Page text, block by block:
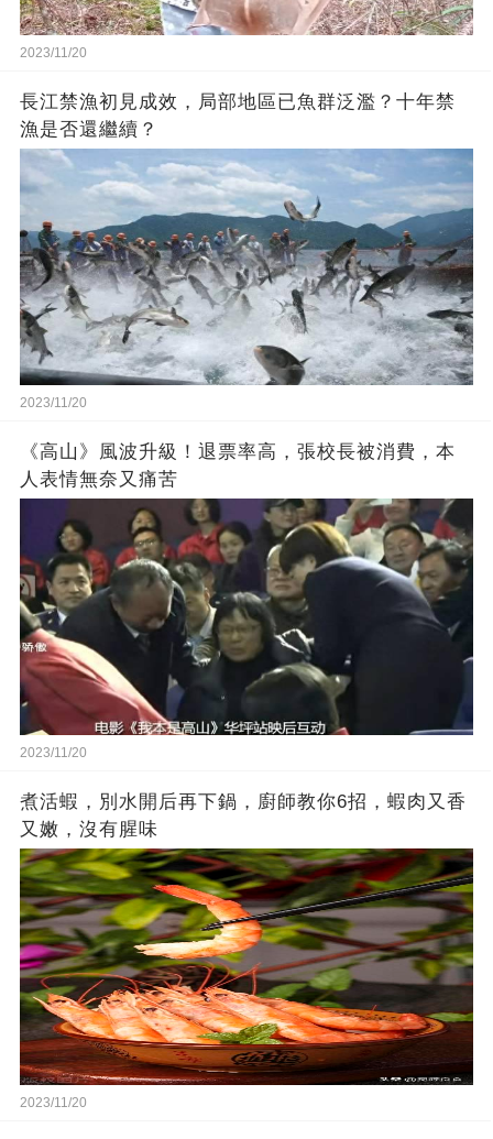
2023/11/20
長江禁漁初見成效，局部地區已魚群泛濫？十年禁
漁是否還繼續？
2023/11/20
《高山》風波升級！退票率高，張校長被消費，本
人表情無奈又痛苦
2023/11/20
煮活蝦，別水開后再下鍋，廚師教你6招，蝦肉又香
又嫩，沒有腥味
2023/11/20